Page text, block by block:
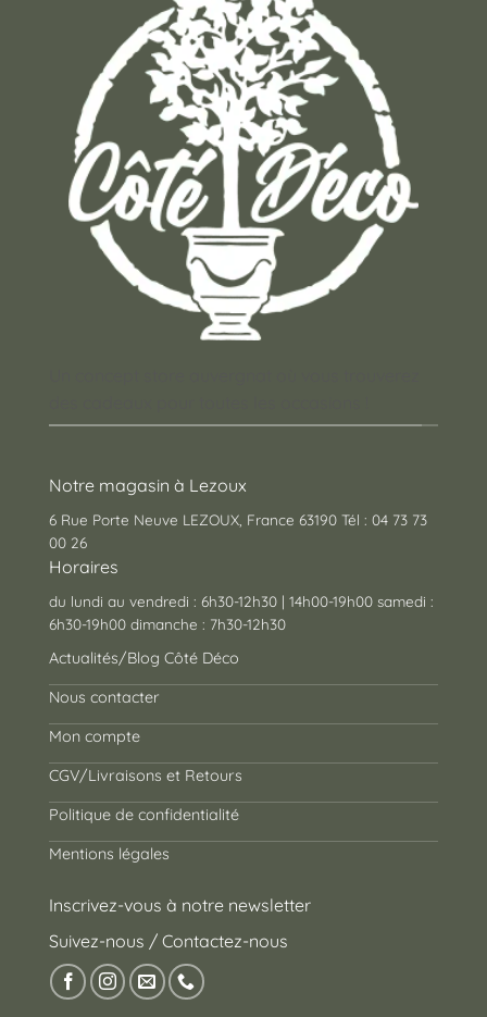
Notre magasin à Lezoux
6 Rue Porte Neuve LEZOUX, France 63190 Tél : 04 73 73
00 26
Horaires
du lundi au vendredi : 6h30-12h30 | 14h00-19h00 samedi :
6h30-19h00 dimanche : 7h30-12h30
Actualités/Blog Côté Déco
Nous contacter
Mon compte
CGV/Livraisons et Retours
Politique de confidentialité
Mentions légales
Inscrivez-vous à notre newsletter
Suivez-nous / Contactez-nous